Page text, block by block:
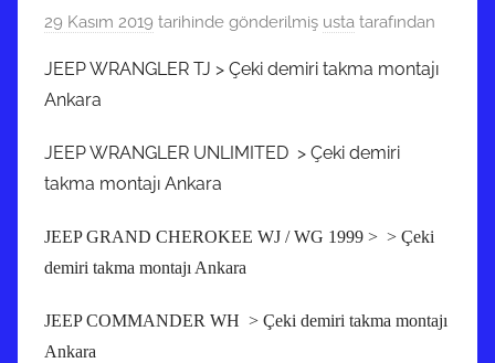
29 Kasım 2019 tarihinde gönderilmiş usta tarafından
JEEP WRANGLER TJ > Çeki demiri takma montajı
Ankara
JEEP WRANGLER UNLIMITED > Çeki demiri
takma montajı Ankara
JEEP GRAND CHEROKEE WJ / WG 1999 > > Çeki
demiri takma montajı Ankara
JEEP COMMANDER WH > Çeki demiri takma montajı
Ankara